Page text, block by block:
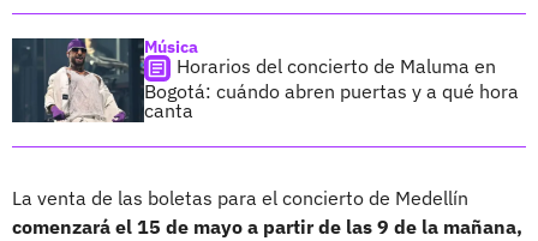
Música
Horarios del concierto de Maluma en
Bogotá: cuándo abren puertas y a qué hora
canta
La venta de las boletas para el concierto de Medellín
comenzará el 15 de mayo a partir de las 9 de la mañana,